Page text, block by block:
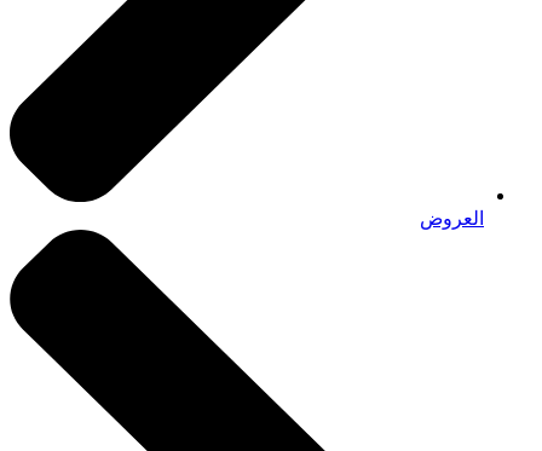
العروض